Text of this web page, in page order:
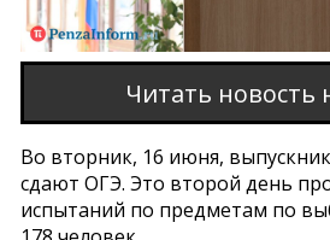
Читать новость
Во вторник, 16 июня,
сдают ОГЭ. Это второй день
испытаний по предметам по